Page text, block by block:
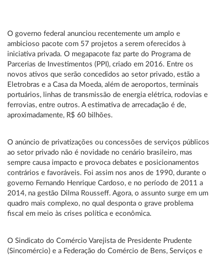
O governo federal anunciou recentemente um amplo e
ambicioso pacote com 57 projetos a serem oferecidos à
iniciativa privada. O megapacote faz parte do Programa de
Parcerias de Investimentos (PPI), criado em 2016. Entre os
novos ativos que serão concedidos ao setor privado, estão a
Eletrobras e a Casa da Moeda, além de aeroportos, terminais
portuários, linhas de transmissão de energia elétrica, rodovias e
ferrovias, entre outros. A estimativa de arrecadação é de,
aproximadamente, R$ 60 bilhões.
O anúncio de privatizações ou concessões de serviços públicos
ao setor privado não é novidade no cenário brasileiro, mas
sempre causa impacto e provoca debates e posicionamentos
contrários e favoráveis. Foi assim nos anos de 1990, durante o
governo Fernando Henrique Cardoso, e no período de 2011 a
2014, na gestão Dilma Rousseff. Agora, o assunto surge em um
quadro mais complexo, no qual desponta o grave problema
fiscal em meio às crises política e econômica.
O Sindicato do Comércio Varejista de Presidente Prudente
(Sincomércio) e a Federação do Comércio de Bens, Serviços e